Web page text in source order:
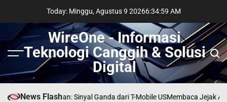
content
Today: Minggu, Agustus 9 20266:35:00 AM
Menu
WireOne - Informasi
Teknologi Canggih & Solusi
Digital
News Flash
Persimpangan: Sinyal Ganda dari T-Mobile USMembaca Jejak AI di